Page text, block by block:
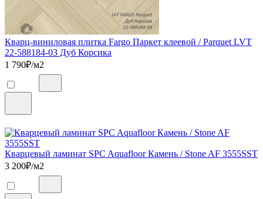
Кварц-виниловая плитка Fargo Паркет клеевой / Parquet LVT
22-588184-03 Дуб Корсика
1 790₽/м2
Кварцевый ламинат SPC Aquafloor Камень / Stone AF 3555SST
3 200₽/м2